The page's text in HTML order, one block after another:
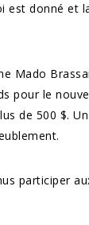
est donné et
Mado
pour le
de 500 $.
participer